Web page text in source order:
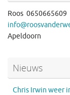
Roos 0650665609
Apeldoorn
Nieuws
Chris Irwin weer